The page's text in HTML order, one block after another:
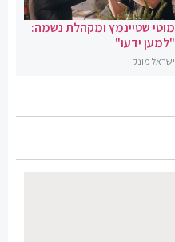
מוטי שטיינמץ ומקהלת נשמה:
"למען ידעו"
ישראל מונק